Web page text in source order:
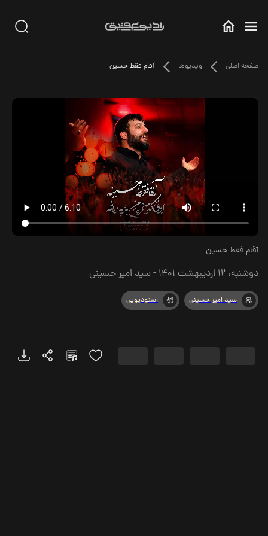
صفحه اصلی ویدیوها آقام فقط حسین
آقام فقط حسین
دو‌شنبه، 12 اردیبهشت 1401 -سید امیر حسینی
سید امیر حسینی استودیویی